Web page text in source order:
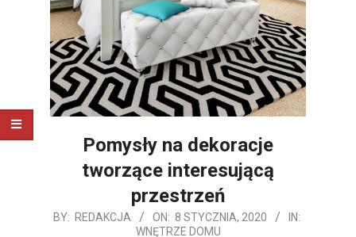
Pomysły na dekoracje
tworzące interesującą
przestrzeń
2020-
BY: REDAKCJA ON: 8 STYCZNIA, 2020
IN:
WNĘTRZE DOMU